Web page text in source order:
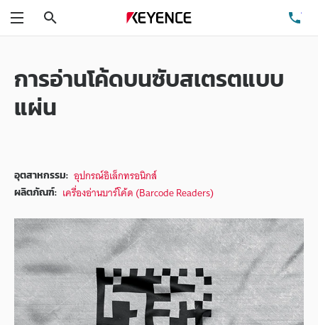
การอ่านโค้ดบนซับสเตรตแบบ
แผ่น
อุตสาหกรรม: อุปกรณ์อิเล็กทรอนิกส์
ผลิตภัณฑ์: เครื่องอ่านบาร์โค้ด (Barcode Readers)